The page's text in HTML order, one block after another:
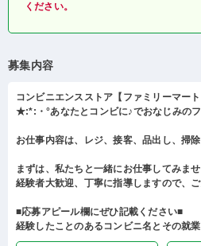
ください。
募集内容
コンビニエンスストア【ファミリーマート
★:*:・°あなたとコンビに♪でおなじみの
お仕事内容は、レジ、接客、品出し、掃
まずは、私たちと一緒にお仕事してみま
経験者大歓迎、丁寧に指導しますので、ご
■応募アピール欄にぜひ記載ください■
経験したことのあるコンビニ名とその就